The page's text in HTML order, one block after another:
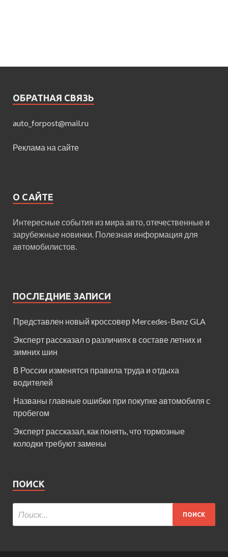
ОБРАТНАЯ СВЯЗЬ
auto_forpost@mail.ru
Реклама на сайте
О САЙТЕ
Интересные события из мира авто, отечественные и
зарубежные новинки. Полезная информация для
автомобилистов.
ПОСЛЕДНИЕ ЗАПИСИ
Представлен новый кроссовер Mercedes-Benz GLA
Эксперт рассказал о различиях в составе летних и
зимних шин
В России изменятся правила труда и отдыха
водителей
Названы главные ошибки при покупке автомобиля с
пробегом
Эксперт рассказал, как понять, что тормозные
колодки требуют замены
ПОИСК